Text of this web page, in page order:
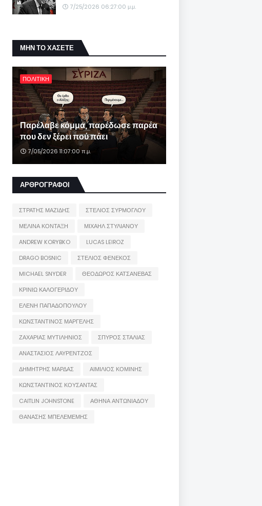
7/25/2026 06:27:00 μ.μ.
ΜΗΝ ΤΟ ΧΑΣΕΤΕ
ΠΟΛΙΤΙΚΗ
Παρέλαβε κόμμα, παρέδωσε παρέα
που δεν ξέρει πού πάει
7/05/2026 11:07:00 π.μ.
ΑΡΘΡΟΓΡΑΦΟΙ
ΣΤΡΑΤΗΣ ΜΑΖΙΔΗΣ
ΣΤΕΛΙΟΣ ΣΥΡΜΟΓΛΟΥ
ΜΕΛΙΝΑ ΚΟΝΤΑΞΗ
ΜΙΧΑΗΛ ΣΤΥΛΙΑΝΟΥ
ANDREW KORYBKO
LUCAS LEIROZ
DRAGO BOSNIC
ΣΤΕΛΙΟΣ ΦΕΝΕΚΟΣ
MICHAEL SNYDER
ΘΕΟΔΩΡΟΣ ΚΑΤΣΑΝΕΒΑΣ
ΚΡΙΝΙΩ ΚΑΛΟΓΕΡΙΔΟΥ
ΕΛΕΝΗ ΠΑΠΑΔΟΠΟΥΛΟΥ
ΚΩΝΣΤΑΝΤΙΝΟΣ ΜΑΡΓΕΛΗΣ
ΖΑΧΑΡΙΑΣ ΜΥΤΙΛΗΝΙΟΣ
ΣΠΥΡΟΣ ΣΤΑΛΙΑΣ
ΑΝΑΣΤΑΣΙΟΣ ΛΑΥΡΕΝΤΖΟΣ
ΔΗΜΗΤΡΗΣ ΜΑΡΔΑΣ
ΑΙΜΙΛΙΟΣ ΚΟΜΙΝΗΣ
ΚΩΝΣΤΑΝΤΙΝΟΣ ΚΟΥΣΑΝΤΑΣ
CAITLIN JOHNSTONE
ΑΘΗΝΑ ΑΝΤΩΝΙΑΔΟΥ
ΘΑΝΑΣΗΣ ΜΠΕΛΕΜΕΜΗΣ